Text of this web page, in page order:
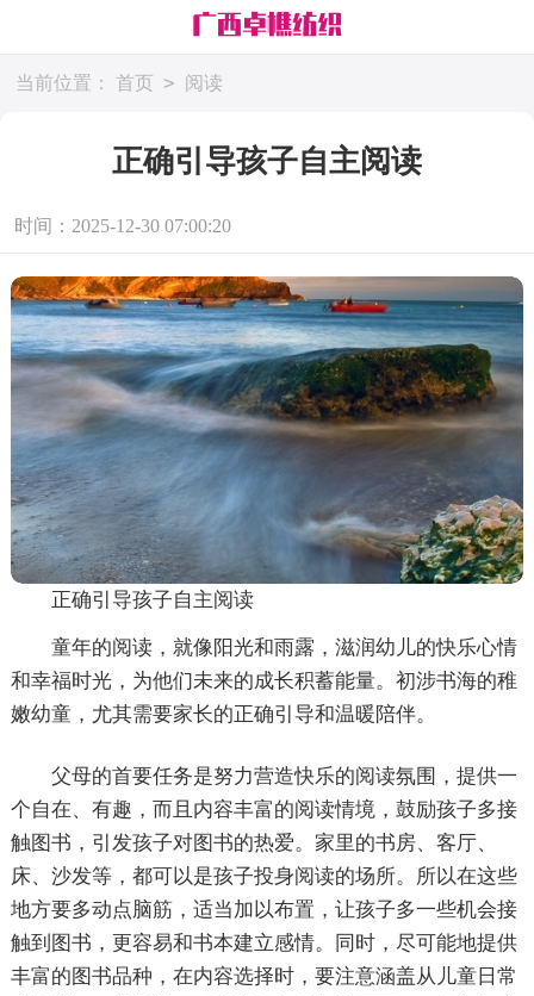
当前位置： 首页 > 阅读
正确引导孩子自主阅读
时间：2025-12-30 07:00:20
正确引导孩子自主阅读
童年的阅读，就像阳光和雨露，滋润幼儿的快乐心情
和幸福时光，为他们未来的成长积蓄能量。初涉书海的稚
嫩幼童，尤其需要家长的正确引导和温暖陪伴。
父母的首要任务是努力营造快乐的阅读氛围，提供一
个自在、有趣，而且内容丰富的阅读情境，鼓励孩子多接
触图书，引发孩子对图书的热爱。家里的书房、客厅、
床、沙发等，都可以是孩子投身阅读的场所。所以在这些
地方要多动点脑筋，适当加以布置，让孩子多一些机会接
触到图书，更容易和书本建立感情。同时，尽可能地提供
丰富的图书品种，在内容选择时，要注意涵盖从儿童日常